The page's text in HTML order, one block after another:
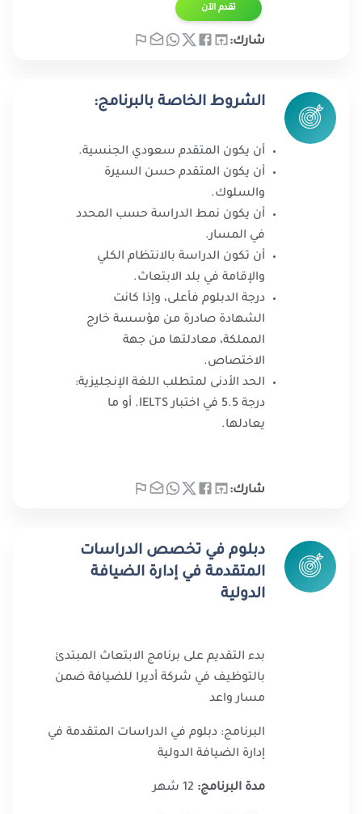
تقدم الآن​
شارك:
الشروط الخاصة بالبرنامج:
أن يكون المتقدم سعودي الجنسية.
أن يكون المتقدم حسن السيرة
والسلوك.
أن يكون نمط الدراسة حسب المحدد
في المسار.
أن تكون الدراسة بالانتظام الكلي
والإقامة في بلد الابتعاث.
درجة الدبلوم فأعلى، وإذا كانت
الشهادة صادرة من مؤسسة خارج
المملكة، معادلتها من جهة
الاختصاص.
الحد الأدنى لمتطلب اللغة الإنجليزية:
درجة 5.5 في اختبار IELTS. أو ما
يعادلها.
شارك:
دبلوم في تخصص الدراسات
المتقدمة في إدارة الضيافة
الدولية
بدء التقديم على برنامج الابتعاث المبتدئ
بالتوظيف في شركة أديرا للضيافة ضمن
مسار واعد
البرنامج: دبلوم في الدراسات المتقدمة في
إدارة الضيافة الدولية
مدة البرنامج: